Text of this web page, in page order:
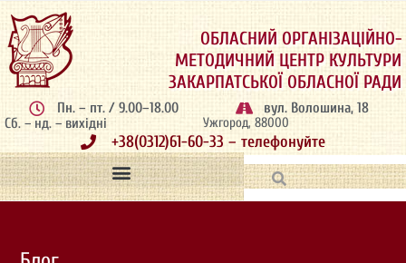
ОБЛАСНИЙ ОРГАНІЗАЦІЙНО-
МЕТОДИЧНИЙ ЦЕНТР КУЛЬТУРИ
ЗАКАРПАТСЬКОЇ ОБЛАСНОЇ РАДИ
Пн. – пт. / 9.00–18.00
Сб. – нд. – вихідні
вул. Волошина, 18
Ужгород, 88000
+38(0312)61-60-33 – телефонуйте